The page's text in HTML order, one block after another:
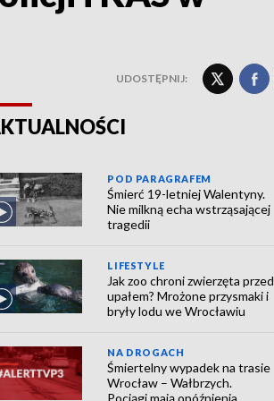
UDOSTĘPNIJ:
POD PARAGRAFEM
Śmierć 19-letniej Walentyny.
Nie milkną echa wstrząsającej
tragedii
LIFESTYLE
Jak zoo chroni zwierzęta przed
upałem? Mrożone przysmaki i
bryły lodu we Wrocławiu
NA DROGACH
Śmiertelny wypadek na trasie
Wrocław – Wałbrzych.
Pociągi mają opóźnienia